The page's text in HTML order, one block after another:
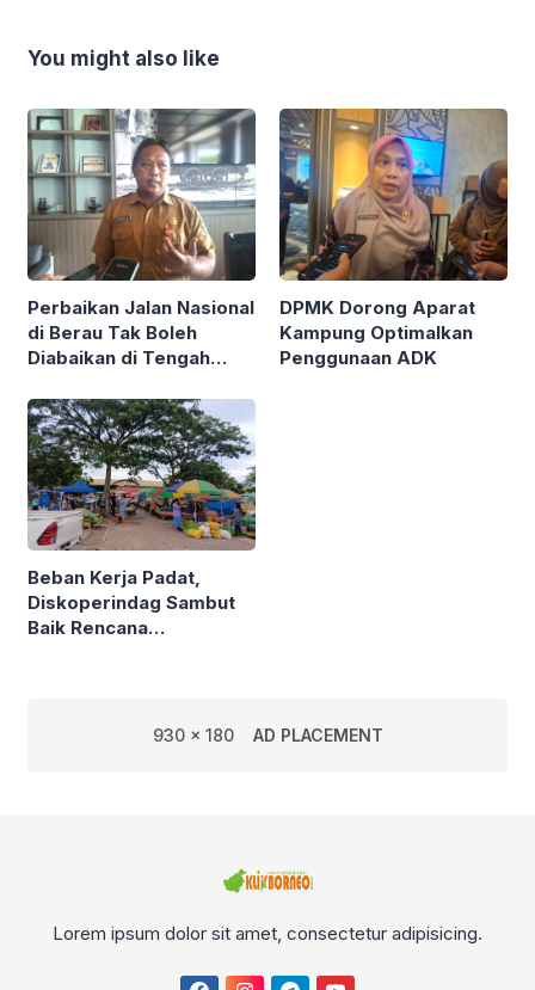
You might also like
Perbaikan Jalan Nasional
di Berau Tak Boleh
Diabaikan di Tengah
Kalimantan
DPMK Dorong Aparat
Kampung Optimalkan
Penggunaan ADK
Beban Kerja Padat,
Diskoperindag Sambut
Baik Rencana
930 x 180 AD PLACEMENT
Lorem ipsum dolor sit amet, consectetur adipisicing.